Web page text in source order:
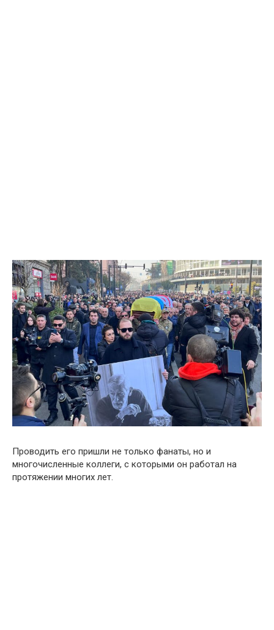
Проводить его пришли не только фанаты, но и
многочисленные коллеги, с которыми он работал на
протяжении многих лет.